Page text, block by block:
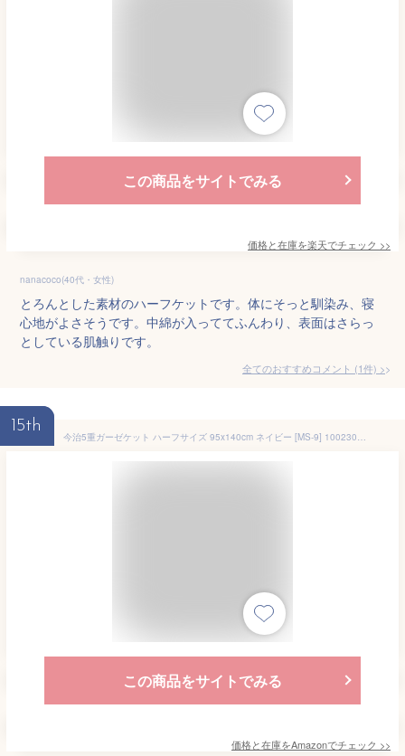
この商品をサイトでみる
価格と在庫を楽天でチェック >>
nanacoco(40代・女性)
とろんとした素材のハーフケットです。体にそっと馴染み、寝
心地がよさそうです。中綿が入っててふんわり、表面はさらっ
としている肌触りです。
全てのおすすめコメント (1件) >
15th
今治5重ガーゼケット ハーフサイズ 95x140cm ネイビー [MS-9] 100230403101-01-03
この商品をサイトでみる
価格と在庫をAmazonでチェック >>